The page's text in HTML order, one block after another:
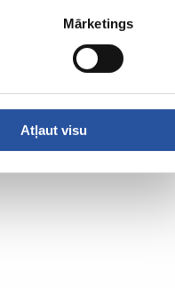
Mārketings
Atļaut visu